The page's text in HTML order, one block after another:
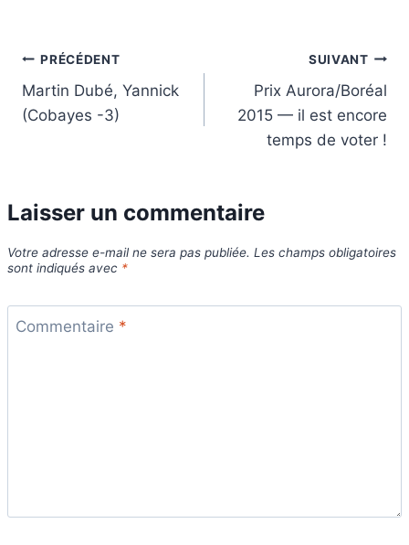
Navigation
de
PRÉCÉDENT
Martin Dubé, Yannick
(Cobayes -3)
SUIVANT
Prix Aurora/Boréal
2015 — il est encore
temps de voter !
Laisser un commentaire
Votre adresse e-mail ne sera pas publiée. Les champs obligatoires
sont indiqués avec *
Commentaire *